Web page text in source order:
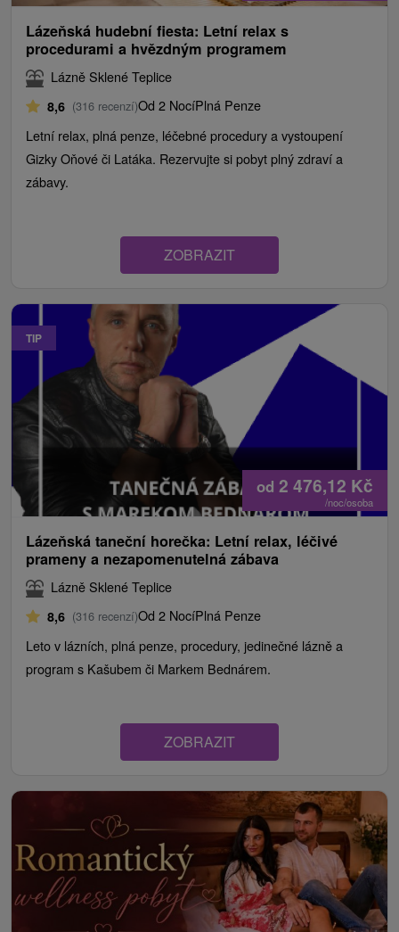
Lázeňská hudební fiesta: Letní relax s
procedurami a hvězdným programem
Lázně Sklené Teplice
8,6 (316 recenzí)Od 2 NocíPlná Penze
Letní relax, plná penze, léčebné procedury a vystoupení
Gizky Oňové či Latáka. Rezervujte si pobyt plný zdraví a
zábavy.
ZOBRAZIT
TIP
od 2 476,12 Kč
/noc/osoba
Lázeňská taneční horečka: Letní relax, léčivé
prameny a nezapomenutelná zábava
Lázně Sklené Teplice
8,6 (316 recenzí)Od 2 NocíPlná Penze
Leto v lázních, plná penze, procedury, jedinečné lázně a
program s Kašubem či Markem Bednárem.
ZOBRAZIT